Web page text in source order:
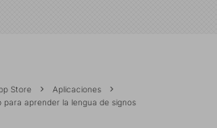
Store
Aplicaciones
para aprender la lengua de signos